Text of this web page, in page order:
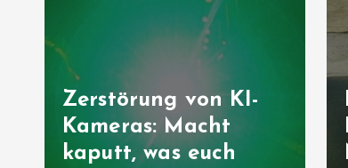
Zerstörung von KI-
Kameras: Macht
kaputt, was euch